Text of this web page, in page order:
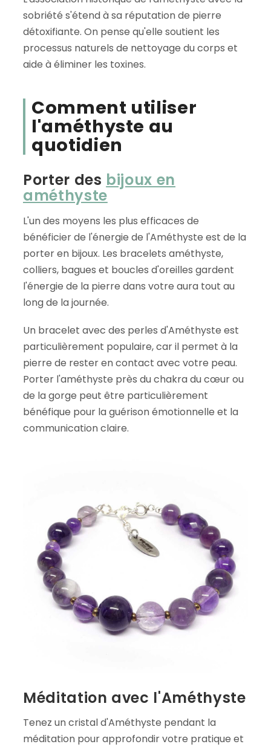
sobriété s'étend à sa réputation de pierre
détoxifiante. On pense qu'elle soutient les
processus naturels de nettoyage du corps et
aide à éliminer les toxines.
Comment utiliser
l'améthyste au
quotidien
Porter des bijoux en
améthyste
L'un des moyens les plus efficaces de
bénéficier de l'énergie de l'Améthyste est de la
porter en bijoux. Les bracelets améthyste,
colliers, bagues et boucles d'oreilles gardent
l'énergie de la pierre dans votre aura tout au
long de la journée.
Un bracelet avec des perles d'Améthyste est
particulièrement populaire, car il permet à la
pierre de rester en contact avec votre peau.
Porter l'améthyste près du chakra du cœur ou
de la gorge peut être particulièrement
bénéfique pour la guérison émotionnelle et la
communication claire.
Méditation avec l'Améthyste
Tenez un cristal d'Améthyste pendant la
méditation pour approfondir votre pratique et